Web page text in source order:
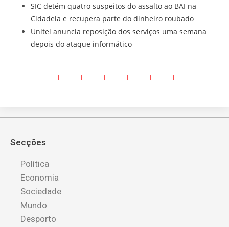
SIC detém quatro suspeitos do assalto ao BAI na
Cidadela e recupera parte do dinheiro roubado
Unitel anuncia reposição dos serviços uma semana
depois do ataque informático
Secções
Política
Economia
Sociedade
Mundo
Desporto